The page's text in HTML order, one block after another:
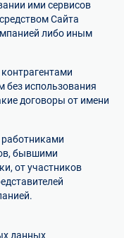
ими сервисов
Сайта
либо иным
использования
договоры от имени
бывшими
от участников
данных